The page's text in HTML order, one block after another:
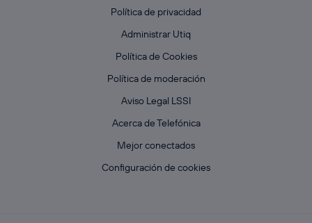
Política de privacidad
Administrar Utiq
Política de Cookies
Política de moderación
Aviso Legal LSSI
Acerca de Telefónica
Mejor conectados
Configuración de cookies